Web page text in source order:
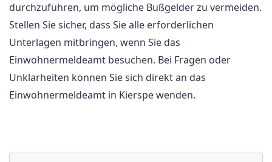
durchzuführen, um mögliche Bußgelder zu vermeiden.
Stellen Sie sicher, dass Sie alle erforderlichen
Unterlagen mitbringen, wenn Sie das
Einwohnermeldeamt besuchen. Bei Fragen oder
Unklarheiten können Sie sich direkt an das
Einwohnermeldeamt in Kierspe wenden.